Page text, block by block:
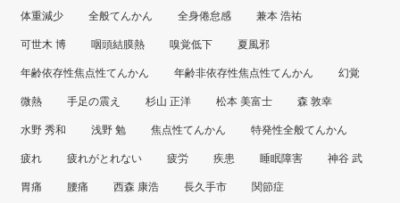
体重減少 全般てんかん 全身倦怠感 兼本 浩祐
可世木 博 咽頭結膜熱 嗅覚低下 夏風邪
年齢依存性焦点性てんかん 年齢非依存性焦点性てんかん 幻覚
微熱 手足の震え 杉山 正洋 松本 美富士 森 敦幸
水野 秀和 浅野 勉 焦点性てんかん 特発性全般てんかん
疲れ 疲れがとれない 疲労 疾患 睡眠障害 神谷 武
胃痛 腰痛 西森 康浩 長久手市 関節症